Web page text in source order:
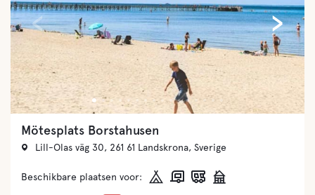
›
‹
Mötesplats Borstahusen
Lill-Olas väg 30, 261 61 Landskrona, Sverige
Beschikbare plaatsen voor: